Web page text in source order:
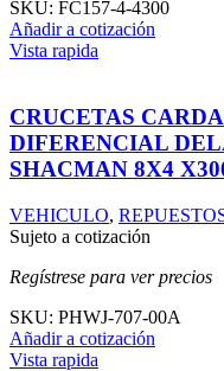
SKU: FC157-4-4300
Añadir a cotización
Vista rapida
CRUCETAS
DIFERENCIAL
SHACMAN 8X4
VEHICULO,
Sujeto a cotización
Regístrese para ver precios
SKU: PHWJ-707-00A
Añadir a cotización
Vista rapida